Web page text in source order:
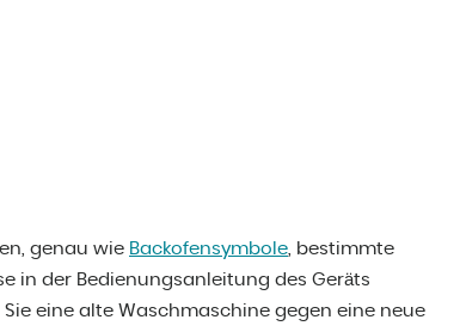
genau wie Backofensymbole, bestimmte
in der Bedienungsanleitung des Geräts
eine alte Waschmaschine gegen eine neue